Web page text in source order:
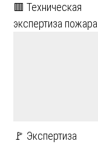
🟥 Техническая
экспертиза пожара
🚩 Экспертиза